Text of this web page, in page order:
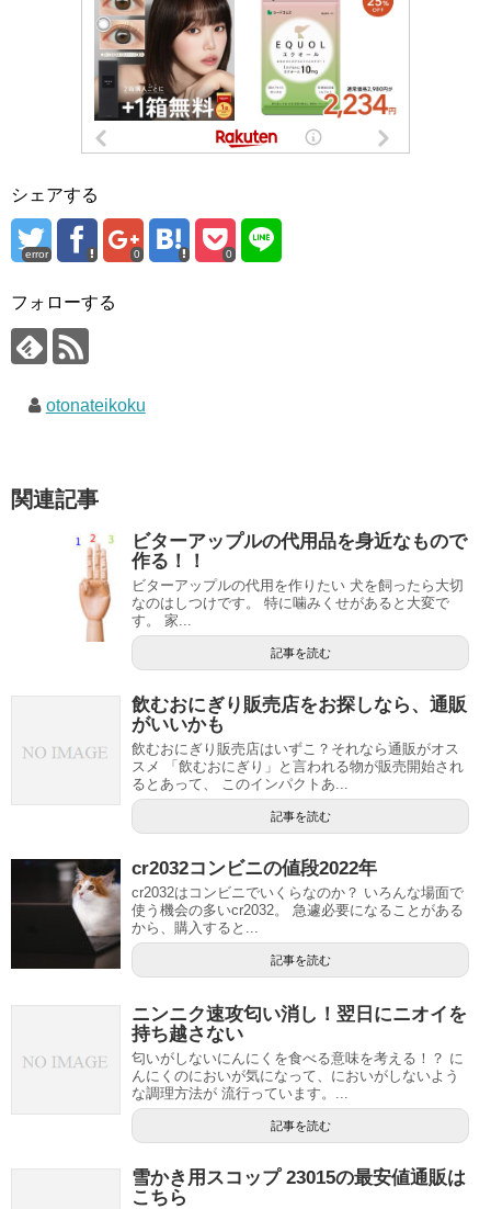
シェアする
error 0 0
フォローする
otonateikoku
関連記事
ビターアップルの代用品を身近なもので
作る！！
ビターアップルの代用を作りたい 犬を飼ったら大切
なのはしつけです。 特に噛みくせがあると大変で
す。 家...
記事を読む
飲むおにぎり販売店をお探しなら、通販
がいいかも
飲むおにぎり販売店はいずこ？それなら通販がオス
スメ 「飲むおにぎり」と言われる物が販売開始され
るとあって、 このインパクトあ...
記事を読む
cr2032コンビニの値段2022年
cr2032はコンビニでいくらなのか？ いろんな場面で
使う機会の多いcr2032。 急遽必要になることがある
から、購入すると...
記事を読む
ニンニク速攻匂い消し！翌日にニオイを
持ち越さない
匂いがしないにんにくを食べる意味を考える！？ に
んにくのにおいが気になって、においがしないよう
な調理方法が 流行っています。...
記事を読む
雪かき用スコップ 23015の最安値通販は
こちら